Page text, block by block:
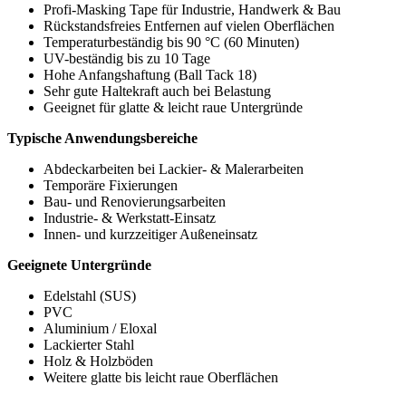
Profi-Masking Tape für Industrie, Handwerk & Bau
Rückstandsfreies Entfernen auf vielen Oberflächen
Temperaturbeständig bis 90 °C (60 Minuten)
UV-beständig bis zu 10 Tage
Hohe Anfangshaftung (Ball Tack 18)
Sehr gute Haltekraft auch bei Belastung
Geeignet für glatte & leicht raue Untergründe
Typische Anwendungsbereiche
Abdeckarbeiten bei Lackier- & Malerarbeiten
Temporäre Fixierungen
Bau- und Renovierungsarbeiten
Industrie- & Werkstatt-Einsatz
Innen- und kurzzeitiger Außeneinsatz
Geeignete Untergründe
Edelstahl (SUS)
PVC
Aluminium / Eloxal
Lackierter Stahl
Holz & Holzböden
Weitere glatte bis leicht raue Oberflächen